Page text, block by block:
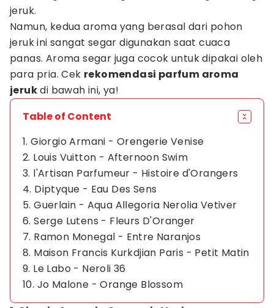
jeruk.
Namun, kedua aroma yang berasal dari pohon
jeruk ini sangat segar digunakan saat cuaca
panas. Aroma segar juga cocok untuk dipakai oleh
para pria. Cek rekomendasi parfum aroma
jerukdi bawah ini, ya!
Table of Content
1. Giorgio Armani - Orengerie Venise
2. Louis Vuitton - Afternoon Swim
3. l'Artisan Parfumeur - Histoire d'Orangers
4. Diptyque - Eau Des Sens
5. Guerlain - Aqua Allegoria Nerolia Vetiver
6. Serge Lutens - Fleurs D'Oranger
7. Ramon Monegal - Entre Naranjos
8. Maison Francis Kurkdjian Paris - Petit Matin
9. Le Labo - Neroli 36
10. Jo Malone - Orange Blossom